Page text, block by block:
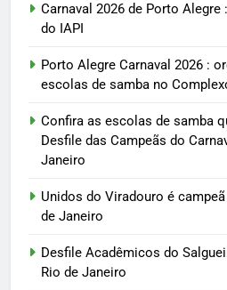
Carnaval 2026 de Porto
do IAPI
Porto Alegre Carnaval 2026 :
escolas de samba no
Confira as escolas de samba
Desfile das Campeãs do
Janeiro
Unidos do Viradouro é
de Janeiro
Desfile Acadêmicos do
Rio de Janeiro